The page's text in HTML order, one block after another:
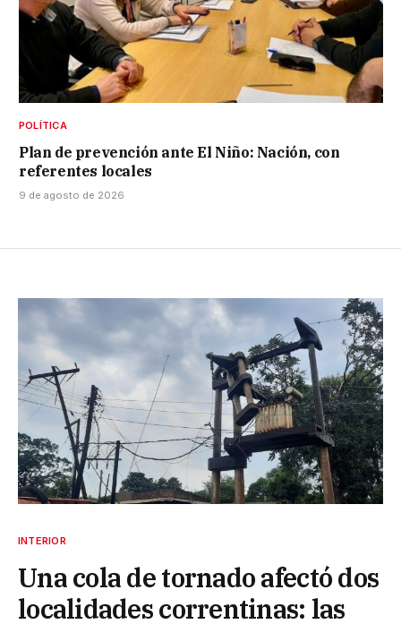
POLÍTICA
Plan de prevención ante El Niño: Nación, con
referentes locales
9 de agosto de 2026
INTERIOR
Una cola de tornado afectó dos
localidades correntinas: las